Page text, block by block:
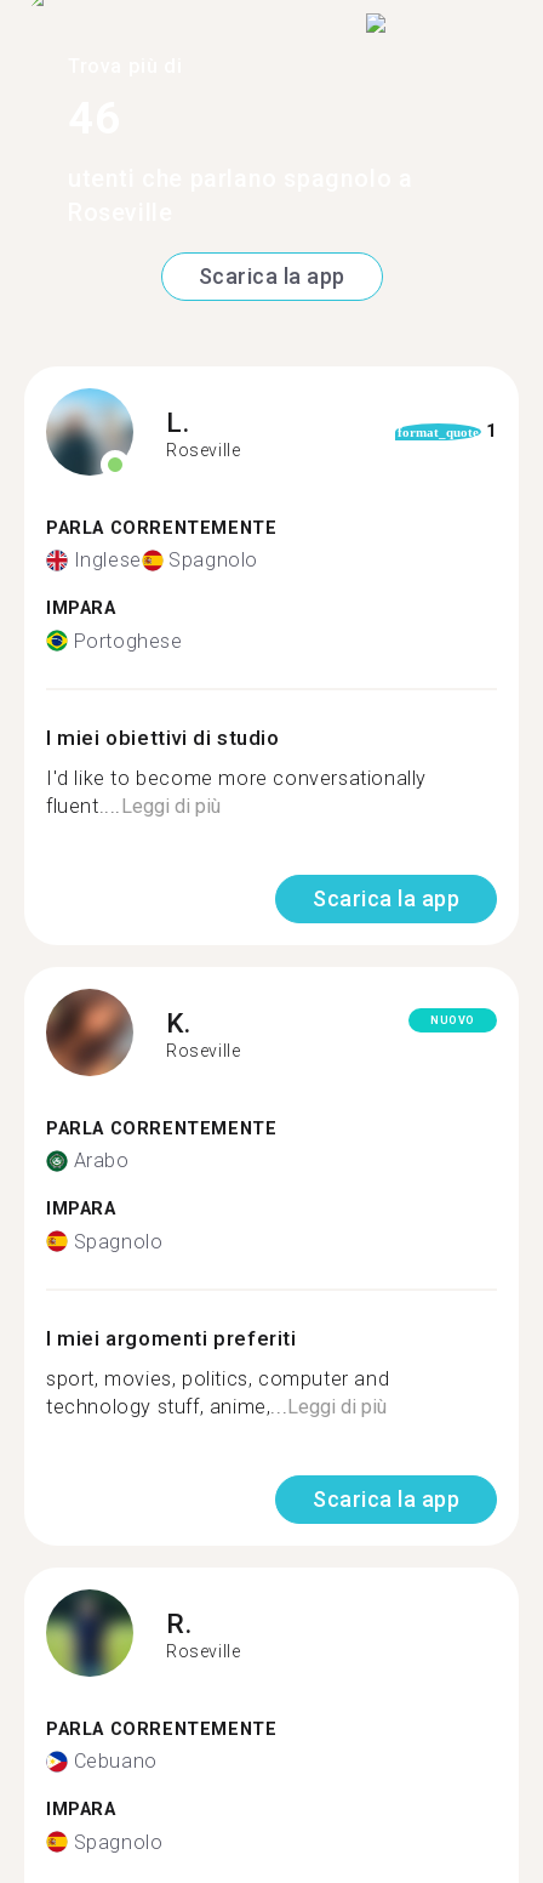
Scarica la app
L.
Roseville
format_quote 1
PARLA CORRENTEMENTE
Inglese Spagnolo
IMPARA
Portoghese
I miei obiettivi di studio
I'd like to become more conversationally
fluent.... Leggi di più
Scarica la app
K.
Roseville
NUOVO
PARLA CORRENTEMENTE
Arabo
IMPARA
Spagnolo
I miei argomenti preferiti
sport, movies, politics, computer and
technology stuff, anime,... Leggi di più
Scarica la app
R.
Roseville
PARLA CORRENTEMENTE
Cebuano
IMPARA
Spagnolo